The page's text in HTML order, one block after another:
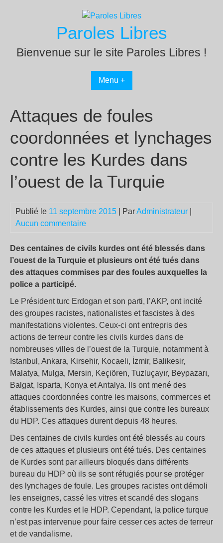
Paroles Libres
Bienvenue sur le site Paroles Libres !
Menu +
Attaques de foules
coordonnées et lynchages
contre les Kurdes dans
l’ouest de la Turquie
Publié le 11 septembre 2015 | ParAdministrateur
Aucun commentaire
Des centaines de civils kurdes ont été blessés dans
l’ouest de la Turquie et plusieurs ont été tués dans
des attaques commises par des foules auxquelles la
police a participé.
Le Président turc Erdogan et son parti, l’AKP, ont incité
des groupes racistes, nationalistes et fascistes à des
manifestations violentes. Ceux-ci ont entrepris des
actions de terreur contre les civils kurdes dans de
nombreuses villes de l’ouest de la Turquie, notamment à
Istanbul, Ankara, Kirsehir, Kocaeli, İzmir, Balikesir,
Malatya, Mulga, Mersin, Keçiören, Tuzluçayır, Beypazarı,
Balgat, Isparta, Konya et Antalya. Ils ont mené des
attaques coordonnées contre les maisons, commerces et
établissements des Kurdes, ainsi que contre les bureaux
du HDP. Ces attaques durent depuis 48 heures.
Des centaines de civils kurdes ont été blessés au cours
de ces attaques et plusieurs ont été tués. Des centaines
de Kurdes sont par ailleurs bloqués dans différents
bureau du HDP où ils se sont réfugiés pour se protéger
des lynchages de foule. Les groupes racistes ont démoli
les enseignes, cassé les vitres et scandé des slogans
contre les Kurdes et le HDP. Cependant, la police turque
n’est pas intervenue pour faire cesser ces actes de terreur
et de vandalisme.